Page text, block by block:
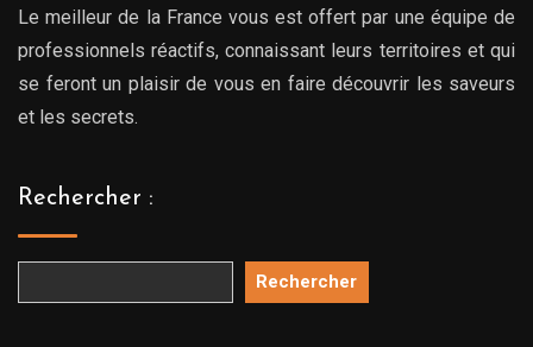
Le meilleur de la France vous est offert par une équipe de
professionnels réactifs, connaissant leurs territoires et qui
se feront un plaisir de vous en faire découvrir les saveurs
et les secrets.
Rechercher :
Rechercher